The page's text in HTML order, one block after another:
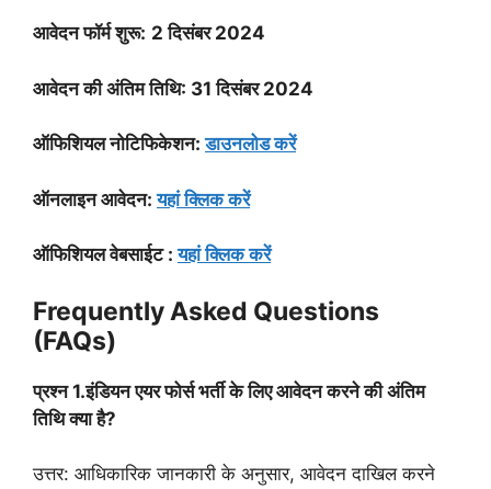
आवेदन फॉर्म शुरू: 2 दिसंबर 2024
आवेदन की अंतिम तिथि: 31 दिसंबर 2024
ऑफिशियल नोटिफिकेशन:डाउनलोड करें
ऑनलाइन आवेदन:यहां क्लिक करें
ऑफिशियल वेबसाईट :यहां क्लिक करें
Frequently Asked Questions
(FAQs)
प्रश्न 1.इंडियन एयर फोर्स भर्ती के लिए आवेदन करने की अंतिम
तिथि क्या है?
उत्तर: आधिकारिक जानकारी के अनुसार, आवेदन दाखिल करने